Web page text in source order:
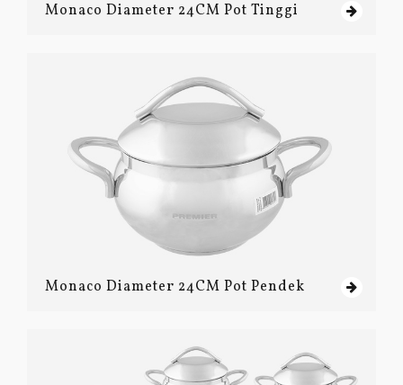
Monaco Diameter 24CM Pot Tinggi
Monaco Diameter 24CM Pot Pendek